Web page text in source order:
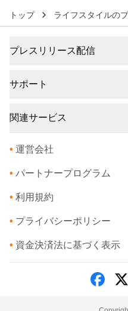
トップ ライフスタイルの
プレスリリース配信
サポート
関連サービス
• 運営会社
• パートナープログラム
• 利用規約
• プライバシーポリシー
• 資金決済法に基づく表示